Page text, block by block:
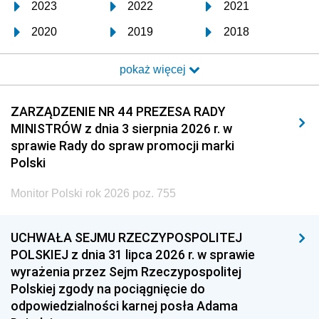
2023 2022 2021
2020 2019 2018
2017 2016 2015
2014 2013 2012
2011 2010 2009
2008 2007 2006
2005
1996 1995 1994
1993 1992 1991
1990 1989
1987 1986 1985
pokaż więcej
ZARZĄDZENIE NR 44 PREZESA RADY
MINISTRÓW z dnia 3 sierpnia 2026 r. w
sprawie Rady do spraw promocji marki
Polski
Monitor Polski rok 2026 poz. 755
UCHWAŁA SEJMU RZECZYPOSPOLITEJ
POLSKIEJ z dnia 31 lipca 2026 r. w sprawie
wyrażenia przez Sejm Rzeczypospolitej
Polskiej zgody na pociągnięcie do
odpowiedzialności karnej posła Adama